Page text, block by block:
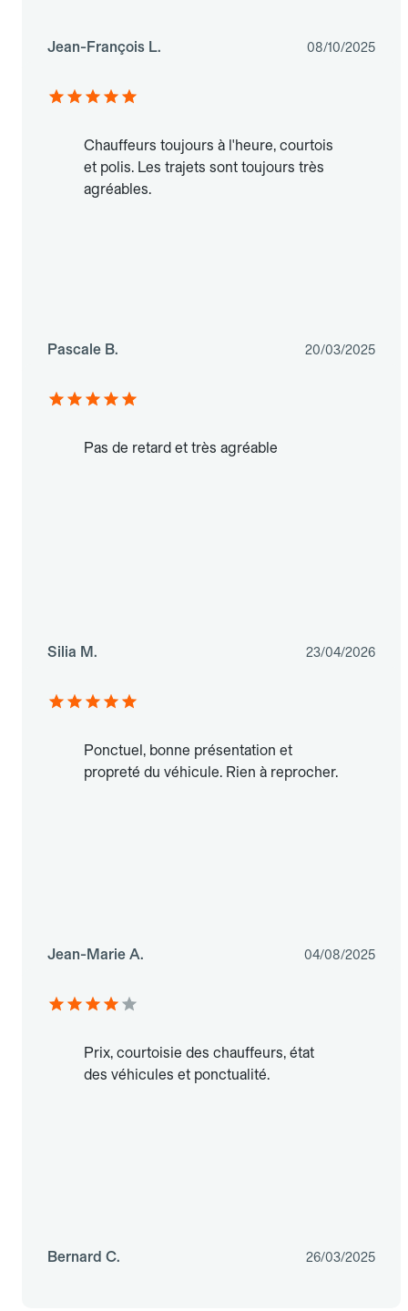
Jean-François L. 08/10/2025
Chauffeurs toujours à l'heure, courtois
et polis. Les trajets sont toujours très
agréables.
Pascale B. 20/03/2025
Pas de retard et très agréable
Silia M. 23/04/2026
Ponctuel, bonne présentation et
propreté du véhicule. Rien à reprocher.
Jean-Marie A. 04/08/2025
Prix, courtoisie des chauffeurs, état
des véhicules et ponctualité.
Bernard C. 26/03/2025